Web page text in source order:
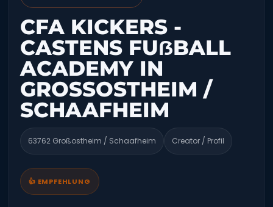
CFA KICKERS -
CASTENS FUẞBALL
ACADEMY IN
GROSSOSTHEIM / S
CHAAFHEIM
63762 Großostheim / Schaafheim Creator / Profil
👍 EMPFEHLUNG